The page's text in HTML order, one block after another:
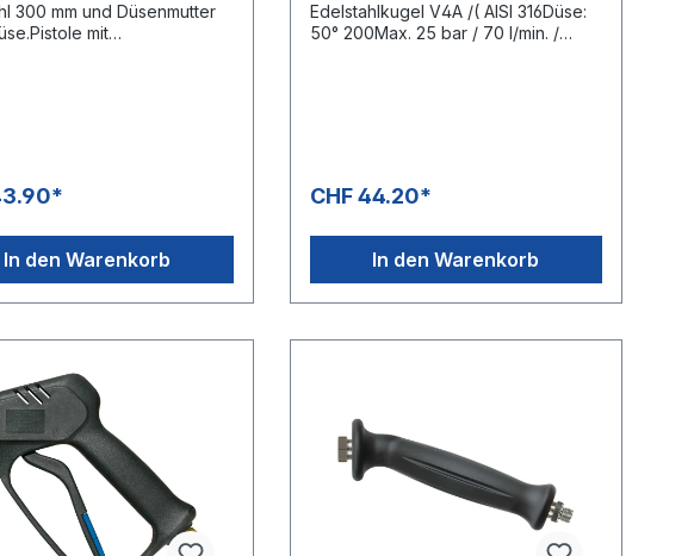
300 mm und Düsenmutter
mit
In den Warenkorb
Edelstahlkugel V4A /( AISI 316Düse:
50° 200Max. 25 bar / 70 l/min. /
CHF 44.20*
In den Warenkorb